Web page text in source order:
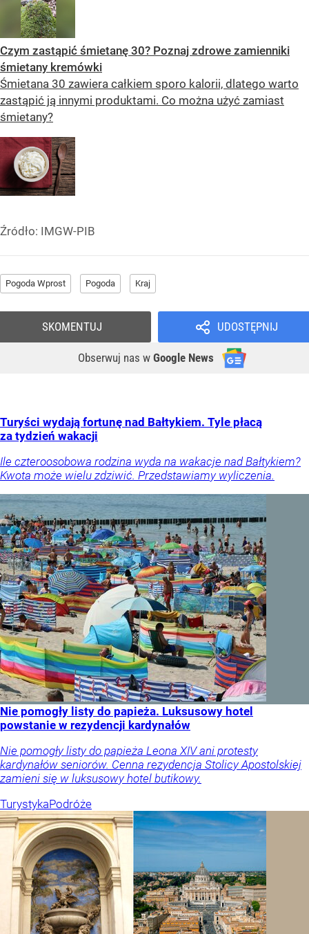
Czym zastąpić śmietanę 30? Poznaj zdrowe zamienniki
śmietany kremówki
Śmietana 30 zawiera całkiem sporo kalorii, dlatego warto
zastąpić ją innymi produktami. Co można użyć zamiast
śmietany?
Źródło: IMGW-PIB
Pogoda Wprost Pogoda Kraj
UDOSTĘPNIJ
Obserwuj nas w Google News
SKOMENTUJ
Turyści wydają fortunę nad Bałtykiem. Tyle płacą
za tydzień wakacji
Ile czteroosobowa rodzina wyda na wakacje nad Bałtykiem?
Kwota może wielu zdziwić. Przedstawiamy wyliczenia.
Nie pomogły listy do papieża. Luksusowy hotel
powstanie w rezydencji kardynałów
Nie pomogły listy do papieża Leona XIV ani protesty
kardynałów seniorów. Cenna rezydencja Stolicy Apostolskiej
zamieni się w luksusowy hotel butikowy.
TurystykaPodróże